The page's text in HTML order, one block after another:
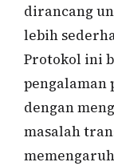
dirancang
lebih
Protokol ini
pengalaman
dengan
masalah